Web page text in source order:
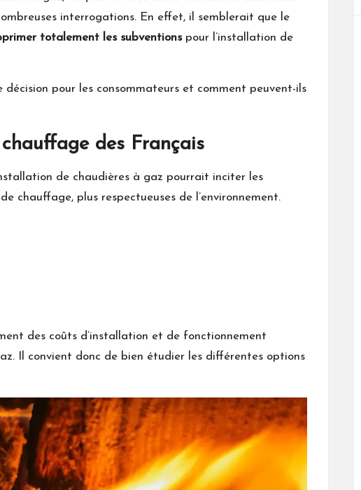
interrogations. En effet, il semblerait que le
totalement les subventionspour l’installation de
décision pour les consommateurs et comment peuvent-ils
des Français
de chaudières à gaz pourrait inciter les
chauffage, plus respectueuses de l’environnement.
des coûts d’installation et de fonctionnement
Il convient donc de bien étudier les différentes options